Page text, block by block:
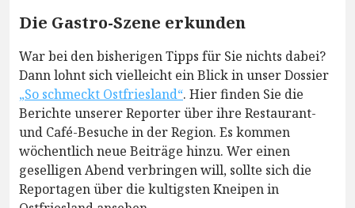
Die Gastro-Szene erkunden
War bei den bisherigen Tipps für Sie nichts dabei?
Dann lohnt sich vielleicht ein Blick in unser Dossier
„So schmeckt Ostfriesland“. Hier finden Sie die
Berichte unserer Reporter über ihre Restaurant-
und Café-Besuche in der Region. Es kommen
wöchentlich neue Beiträge hinzu. Wer einen
geselligen Abend verbringen will, sollte sich die
Reportagen über die kultigsten Kneipen in